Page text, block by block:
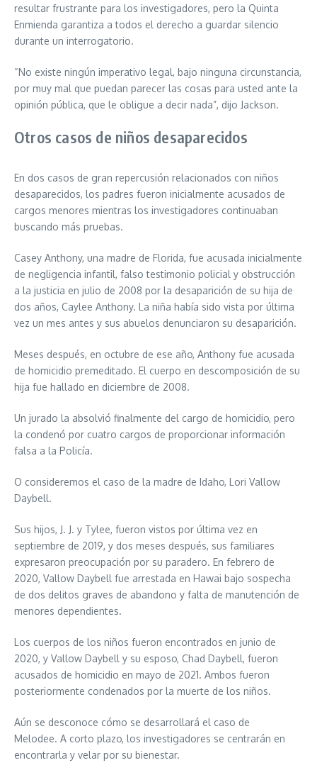
resultar frustrante para los investigadores, pero la Quinta
Enmienda garantiza a todos el derecho a guardar silencio
durante un interrogatorio.
“No existe ningún imperativo legal, bajo ninguna circunstancia,
por muy mal que puedan parecer las cosas para usted ante la
opinión pública, que le obligue a decir nada”, dijo Jackson.
Otros casos de niños desaparecidos
En dos casos de gran repercusión relacionados con niños
desaparecidos, los padres fueron inicialmente acusados ​​de
cargos menores mientras los investigadores continuaban
buscando más pruebas.
Casey Anthony, una madre de Florida, fue acusada inicialmente
de negligencia infantil, falso testimonio policial y obstrucción
a la justicia en julio de 2008 por la desaparición de su hija de
dos años, Caylee Anthony. La niña había sido vista por última
vez un mes antes y sus abuelos denunciaron su desaparición.
Meses después, en octubre de ese año, Anthony fue acusada
de homicidio premeditado. El cuerpo en descomposición de su
hija fue hallado en diciembre de 2008.
Un jurado la absolvió finalmente del cargo de homicidio, pero
la condenó por cuatro cargos de proporcionar información
falsa a la Policía.
O consideremos el caso de la madre de Idaho, Lori Vallow
Daybell.
Sus hijos, J. J. y Tylee, fueron vistos por última vez en
septiembre de 2019, y dos meses después, sus familiares
expresaron preocupación por su paradero. En febrero de
2020, Vallow Daybell fue arrestada en Hawai bajo sospecha
de dos delitos graves de abandono y falta de manutención de
menores dependientes.
Los cuerpos de los niños fueron encontrados en junio de
2020, y Vallow Daybell y su esposo, Chad Daybell, fueron
acusados ​​de homicidio en mayo de 2021. Ambos fueron
posteriormente condenados por la muerte de los niños.
Aún se desconoce cómo se desarrollará el caso de
Melodee. A corto plazo, los investigadores se centrarán en
encontrarla y velar por su bienestar.